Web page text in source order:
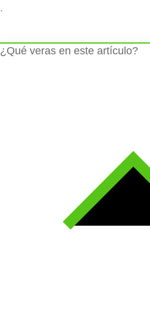
.
¿Qué veras en este artículo?